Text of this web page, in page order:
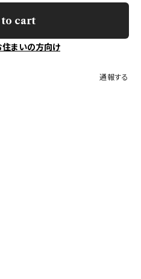
cart
まいの方向け
通報する